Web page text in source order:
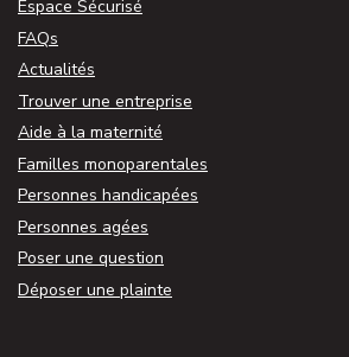
Espace Sécurisé
FAQs
Actualités
Trouver une entreprise
Aide à la maternité
Familles monoparentales
Personnes handicapées
Personnes agées
Poser une question
Déposer une plainte